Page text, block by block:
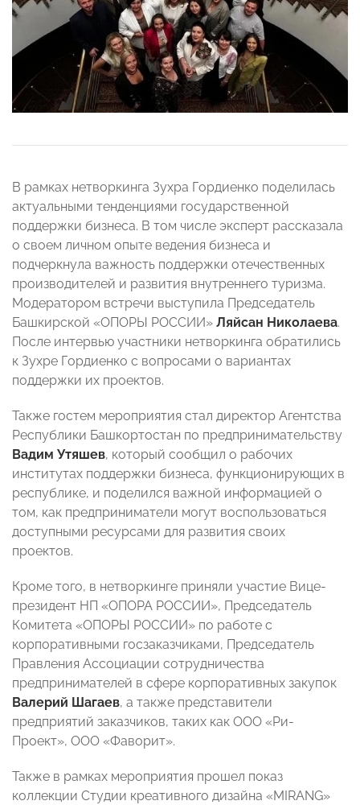
В рамках нетворкинга Зухра Гордиенко поделилась
актуальными тенденциями государственной
поддержки бизнеса. В том числе эксперт рассказала
о своем личном опыте ведения бизнеса и
подчеркнула важность поддержки отечественных
производителей и развития внутреннего туризма.
Модератором встречи выступила Председатель
Башкирской «ОПОРЫ РОССИИ» Ляйсан Николаева.
После интервью участники нетворкинга обратились
к Зухре Гордиенко с вопросами о вариантах
поддержки их проектов.
Также гостем мероприятия стал директор Агентства
Республики Башкортостан по предпринимательству
Вадим Утяшев, который сообщил о рабочих
институтах поддержки бизнеса, функционирующих в
республике, и поделился важной информацией о
том, как предприниматели могут воспользоваться
доступными ресурсами для развития своих
проектов.
Кроме того, в нетворкинге приняли участие Вице-
президент НП «ОПОРА РОССИИ», Председатель
Комитета «ОПОРЫ РОССИИ» по работе с
корпоративными госзаказчиками, Председатель
Правления Ассоциации сотрудничества
предпринимателей в сфере корпоративных закупок
Валерий Шагаев, а также представители
предприятий заказчиков, таких как ООО «Ри-
Проект», ООО «Фаворит».
Также в рамках мероприятия прошел показ
коллекции Студии креативного дизайна «MIRANG»